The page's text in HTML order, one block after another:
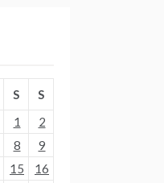
S
S
1
2
8
9
15
16